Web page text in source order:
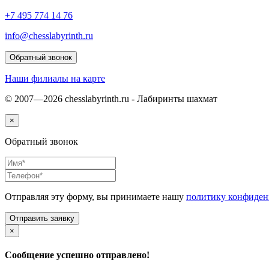
+7 495 774 14 76
info@chesslabyrinth.ru
Обратный звонок
Наши филиалы на карте
© 2007—2026 chesslabyrinth.ru - Лабиринты шахмат
×
Обратный звонок
Отправляя эту форму, вы принимаете нашу политику
×
Сообщение успешно отправлено!